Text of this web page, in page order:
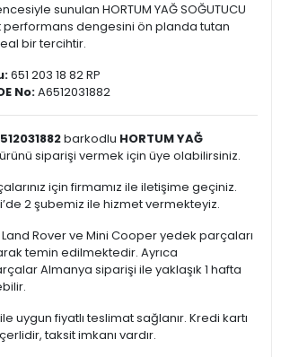
sunulan HORTUM YAĞ SOĞUTUCU
performans dengesini ön planda tutan
bir tercihtir.
651 203 18 82 RP
No:A6512031882
barkodlu HORTUM YAĞ
ürünü siparişi vermek için üye olabilirsiniz.
için firmamız ile iletişime geçiniz.
2 şubemiz ile hizmet vermekteyiz.
Rover ve Mini Cooper yedek parçaları
temin edilmektedir. Ayrıca
Almanya siparişi ile yaklaşık 1 hafta
uygun fiyatlı teslimat sağlanır. Kredi kartı
taksit imkanı vardır.